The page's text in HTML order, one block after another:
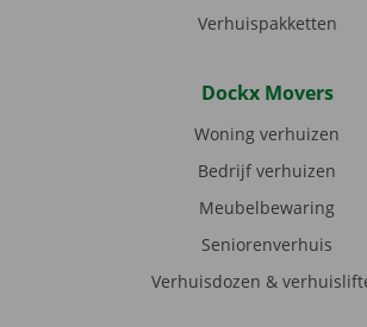
Verhuispakketten
Dockx Movers
Woning verhuizen
Bedrijf verhuizen
Meubelbewaring
Seniorenverhuis
Verhuisdozen &